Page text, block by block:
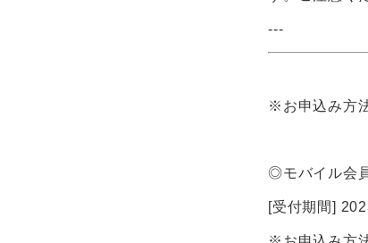
---
※お申込み方
◎モバイル会
[受付期間]